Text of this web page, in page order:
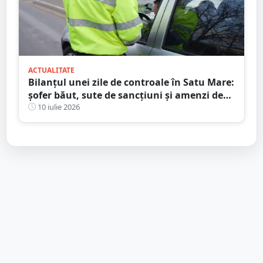
ACTUALITATE
Bilanțul unei zile de controale în Satu Mare:
șofer băut, sute de sancțiuni și amenzi de
peste 86.000 de lei
10 iulie 2026